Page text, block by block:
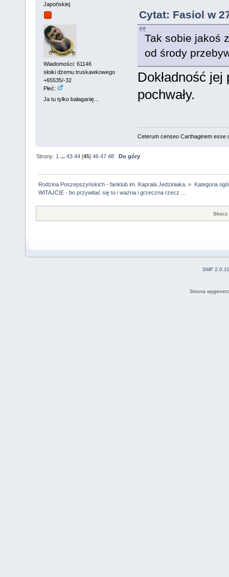
Japońskiej
Wiadomości: 61146
słoiki dżemu truskawkowego
+65535/-32
Płeć:
Ja tu tylko bałaganię...
Cytat: Fasiol w
Tak sobie jakoś
od środy
Dokładność
pochwały.
Ceterum censeo Carthaginem esse
Strony: 1 ...43 44 [45]46 47 48 Do góry
Rodzina Poszepszyńskich - fanklub im. Kaprala Jedziniaka. »
Kategoria
WITAJCIE - bo przywitać się to i ważna i grzeczna rzecz ...
Skocz
SMF
Strona